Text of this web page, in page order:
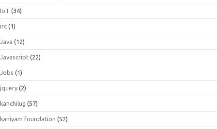
IoT (34)
irc (1)
Java (12)
Javascript (22)
Jobs (1)
jquery (2)
kanchilug (57)
kaniyam foundation (52)